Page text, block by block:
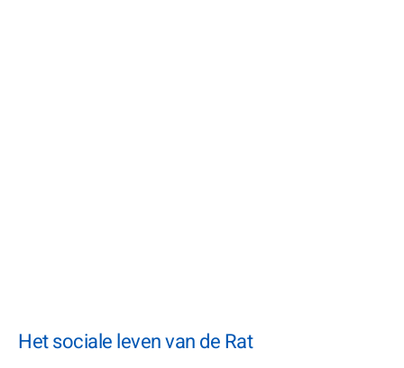
Het sociale leven van de Rat